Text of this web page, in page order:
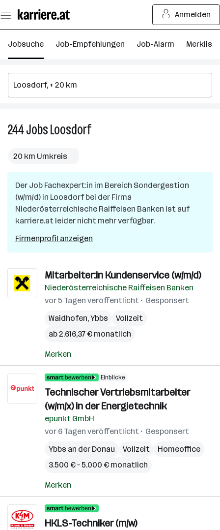
Seiteninhalt
springen
Anmelden
Jobsuche Job-Empfehlungen Job-Alarm Merkliste
244JobsLoosdorf244
20 km Umkreis
Der Job Fachexpert:in im Bereich Sondergestion
(w/m/d) in Loosdorfbei der Firma
Niederösterreichische Raiffeisen Banken ist auf
karriere.at leider nicht mehr verfügbar.
Firmenprofil anzeigen
Mitarbeiter:in Kundenservice (w/m/d)
Niederösterreichische Raiffeisen Banken
vor 5 Tagen veröffentlicht
Gesponsert
Waidhofen,Ybbs
Vollzeit
ab 2.616,37 € monatlich
Merken
Einblicke
Technischer Vertriebsmitarbeiter
(w/m/x) in der Energietechnik
epunkt GmbH
vor 6 Tagen veröffentlicht
Gesponsert
Ybbs an der Donau
Vollzeit
Homeoffice
3.500 € – 5.000 € monatlich
Merken
HKLS-Techniker (m/w)